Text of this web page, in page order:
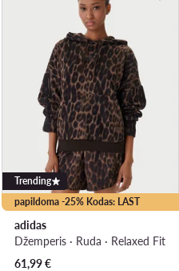
papildoma -25% Kodas: LAST
Trending
adidas
Džemperis · Ruda · Relaxed Fit
61,99€